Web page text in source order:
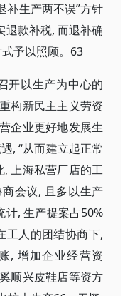
补生产两不误”方针
退款补税, 而退补确
予以照顾。63
开以生产为中心的
构新民主主义劳资
企业更好地发展生
, “从而建立起正常
, 上海私营厂店的工
会议, 且多以生产
计, 生产提案占50%
工人的团结协商下,
, 增加企业经营资
顺兴皮鞋店等资方